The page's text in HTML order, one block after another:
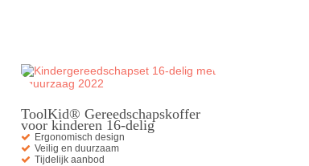
ToolKid® Gereedschapskoffer
voor kinderen 16-delig
Ergonomisch design
Veilig en duurzaam
Tijdelijk aanbod